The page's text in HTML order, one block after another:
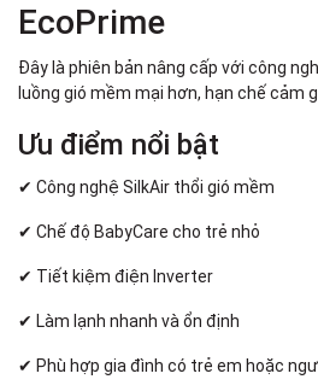
EcoPrime
Đây là phiên bản nâng cấp với công
luồng gió mềm mại hơn, hạn chế cảm
Ưu điểm nổi bật
✔ Công nghệ SilkAir thổi gió mềm
✔ Chế độ BabyCare cho trẻ nhỏ
✔ Tiết kiệm điện Inverter
✔ Làm lạnh nhanh và ổn định
✔ Phù hợp gia đình có trẻ em hoặc